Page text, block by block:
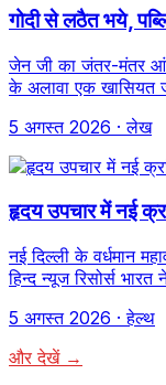
गोदी से लठैत भये,
जेन जी का जंतर-मंतर
के अलावा एक खासियत
5 अगस्त 2026 · लेख
हृदय उपचार में नई
नई दिल्ली के वर्धमान
हिन्द न्यूज रिसोर्स
5 अगस्त 2026 · हेल्थ
और देखें →